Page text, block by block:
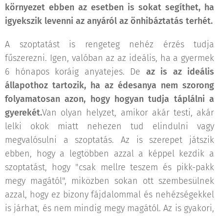
környezet ebben az esetben is sokat segíthet, ha
igyekszik levenni az anyáról az önhibáztatás terhét.
A szoptatást is rengeteg nehéz érzés tudja
fűszerezni. Igen, valóban az az ideális, ha a gyermek
6 hónapos koráig anyatejes. De az is az ideális
állapothoz tartozik, ha az édesanya nem szorong
folyamatosan azon, hogy hogyan tudja táplálni a
gyerekét.Van olyan helyzet, amikor akár testi, akár
lelki okok miatt nehezen tud elindulni vagy
megvalósulni a szoptatás. Az is szerepet játszik
ebben, hogy a legtöbben azzal a képpel kezdik a
szoptatást, hogy "csak mellre teszem és pikk-pakk
megy magától", miközben sokan ott szembesülnek
azzal, hogy ez bizony fájdalommal és nehézségekkel
is járhat, és nem mindig megy magától. Az is gyakori,